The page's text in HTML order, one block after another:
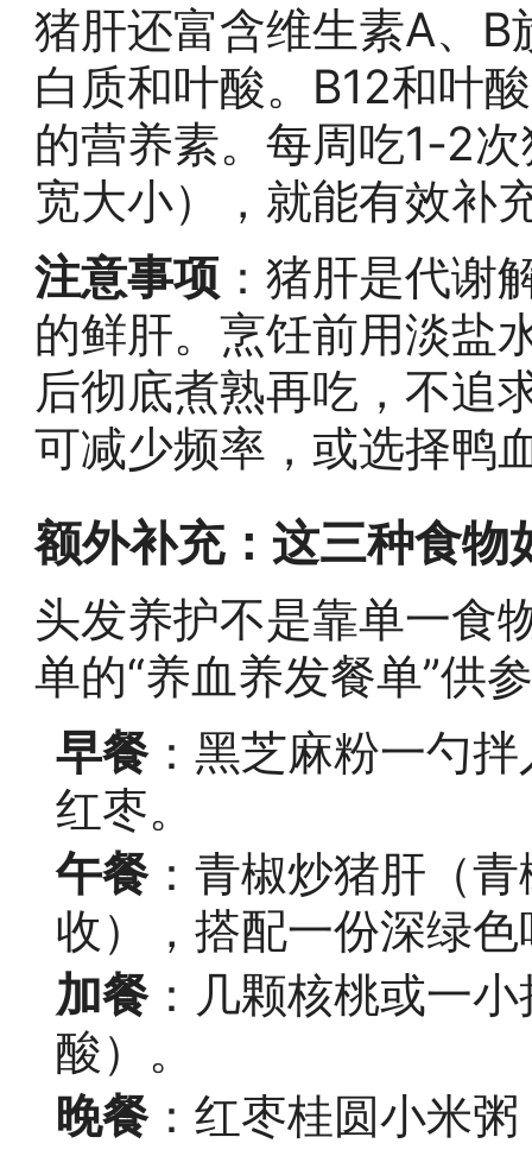
猪肝还富含维生素A、
白质和叶酸。B12和叶
的营养素。每周吃1-2
宽大小），就能有效补
注意事项 ：猪肝是代谢
的鲜肝。烹饪前用淡盐
后彻底煮熟再吃，不追
可减少频率，或选择鸭
额外补充：这三种食物
头发养护不是靠单一食
单的“养血养发餐单”供
早餐：黑芝麻粉一勺
红枣。
午餐：青椒炒猪肝（
收），搭配一份深绿
加餐：几颗核桃或一
酸）。
晚餐：红枣桂圆小米